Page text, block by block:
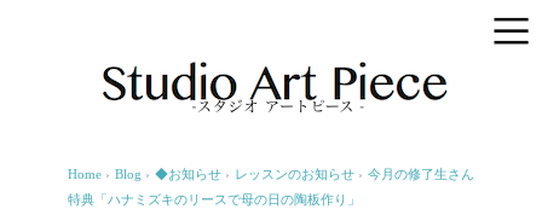
Home › Blog › ◆お知らせ › レッスンのお知らせ › 今月の修了生さん
特典「ハナミズキのリースで母の日の陶板作り」